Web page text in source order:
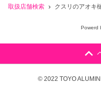
取扱店舗検索 クスリのアオキ
Powerd
© 2022 TOYO